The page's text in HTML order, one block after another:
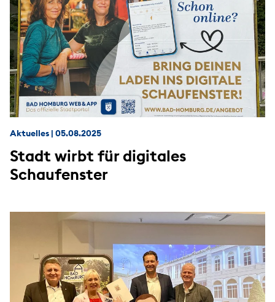
Aktuelles | 05.08.2025
Stadt wirbt für digitales
Schaufenster